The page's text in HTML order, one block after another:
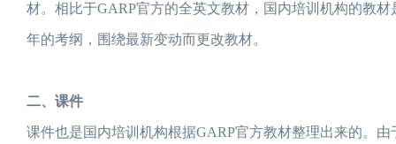
材。相比于GARP官方的全英文教材，国内培训机构的教
年的考纲，围绕最新变动而更改教材。
二、课件
课件也是国内培训机构根据GARP官方教材整理出来的。